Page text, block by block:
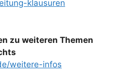
klausuren
zu weiteren Themen
weitere-infos